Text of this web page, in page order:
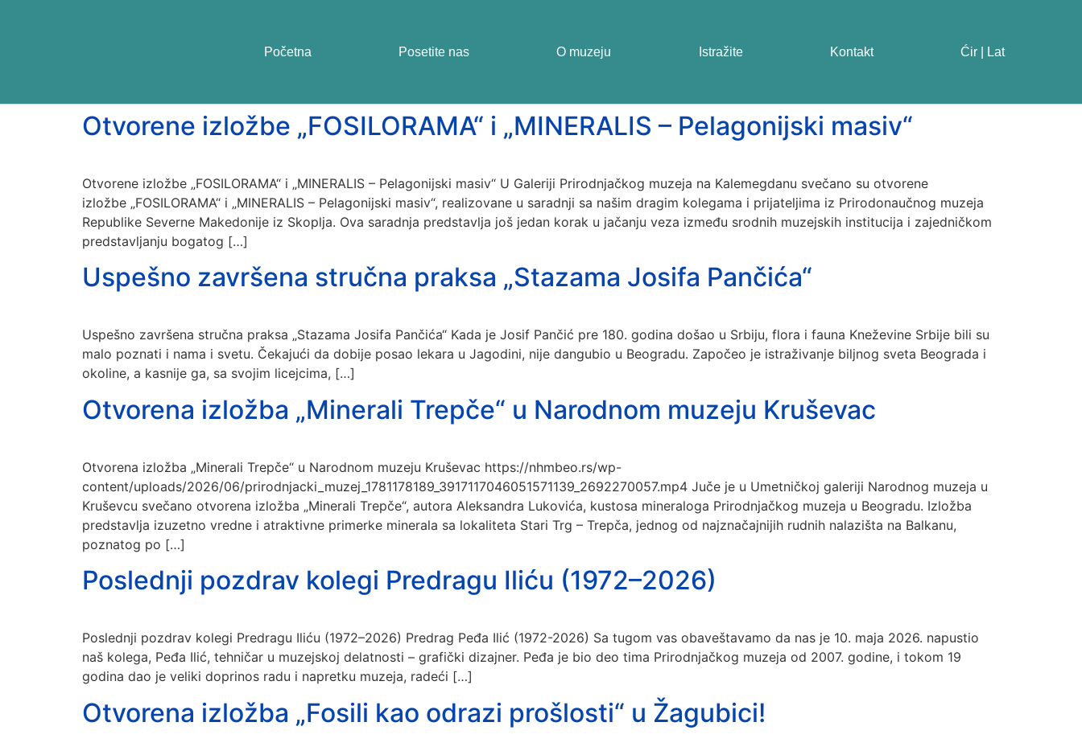
Početna Posetite nas O muzeju Istražite Kontakt Ćir | Lat
Otvorene izložbe „FOSILORAMA“ i „MINERALIS – Pelagonijski masiv“
Otvorene izložbe „FOSILORAMA“ i „MINERALIS – Pelagonijski masiv“ U Galeriji Prirodnjačkog muzeja na Kalemegdanu svečano su otvorene
izložbe „FOSILORAMA“ i „MINERALIS – Pelagonijski masiv“, realizovane u saradnji sa našim dragim kolegama i prijateljima iz Prirodonaučnog muzeja
Republike Severne Makedonije iz Skoplja. Ova saradnja predstavlja još jedan korak u jačanju veza između srodnih muzejskih institucija i zajedničkom
predstavljanju bogatog […]
Uspešno završena stručna praksa „Stazama Josifa Pančića“
Uspešno završena stručna praksa „Stazama Josifa Pančića“ Kada je Josif Pančić pre 180. godina došao u Srbiju, flora i fauna Kneževine Srbije bili su
malo poznati i nama i svetu. Čekajući da dobije posao lekara u Jagodini, nije dangubio u Beogradu. Započeo je istraživanje biljnog sveta Beograda i
okoline, a kasnije ga, sa svojim licejcima, […]
Otvorena izložba „Minerali Trepče“ u Narodnom muzeju Kruševac
Otvorena izložba „Minerali Trepče“ u Narodnom muzeju Kruševac https://nhmbeo.rs/wp-
content/uploads/2026/06/prirodnjacki_muzej_1781178189_3917117046051571139_2692270057.mp4 Juče je u Umetničkoj galeriji Narodnog muzeja u
Kruševcu svečano otvorena izložba „Minerali Trepče“, autora Aleksandra Lukovića, kustosa mineraloga Prirodnjačkog muzeja u Beogradu. Izložba
predstavlja izuzetno vredne i atraktivne primerke minerala sa lokaliteta Stari Trg – Trepča, jednog od najznačajnijih rudnih nalazišta na Balkanu,
poznatog po […]
Poslednji pozdrav kolegi Predragu Iliću (1972–2026)
Poslednji pozdrav kolegi Predragu Iliću (1972–2026) Predrag Peđa Ilić (1972-2026) Sa tugom vas obaveštavamo da nas je 10. maja 2026. napustio
naš kolega, Peđa Ilić, tehničar u muzejskoj delatnosti – grafički dizajner. Peđa je bio deo tima Prirodnjačkog muzeja od 2007. godine, i tokom 19
godina dao je veliki doprinos radu i napretku muzeja, radeći […]
Otvorena izložba „Fosili kao odrazi prošlosti“ u Žagubici!